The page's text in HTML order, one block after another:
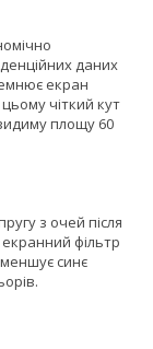
даних
екран
чіткий кут
площу 60
з очей після
фільтр
синє